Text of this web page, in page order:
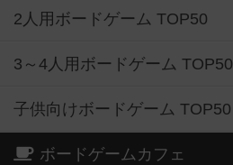
2人用ボードゲーム TOP50
3～4人用ボードゲーム TOP50
子供向けボードゲーム TOP50
ボードゲームカフェ